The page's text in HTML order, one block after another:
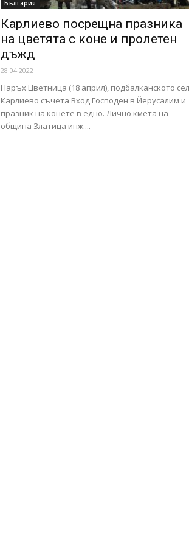
България
Карлиево посрещна празника
на цветята с коне и пролетен
дъжд
28.04.2022
Наръх Цветница (18 април), подбалканското
Карлиево съчета Вход Господен в Йерусалим и
празник на конете в едно. Лично кмета на
община Златица инж....